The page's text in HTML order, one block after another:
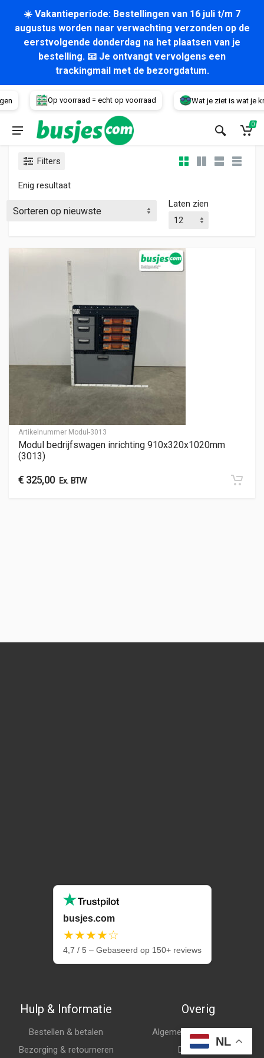
☀️ Vakantieperiode: Bestellingen van 16 juli t/m 7
augustus worden naar verwachting verzonden op de
eerstvolgende donderdag na het plaatsen van je
bestelling. 📧 Je ontvangt vervolgens een
trackingmail met de bezorgdatum.
Op voorraad = echt op voorraad Wat je ziet is wat je
Voertuig
0
Filters
Enig resultaat
Laten zien
Artikelnummer Modul-3013
Modul bedrijfswagen inrichting 910x320x1020mm
(3013)
€ 325,00Ex. BTW
busjes.com
★★★★☆
4,7 / 5 – Gebaseerd op 150+ reviews
Hulp & Informatie
Bestellen & betalen
Bezorging & retourneren
Overig
Algemene voorwaarden
Disclaimer
NL